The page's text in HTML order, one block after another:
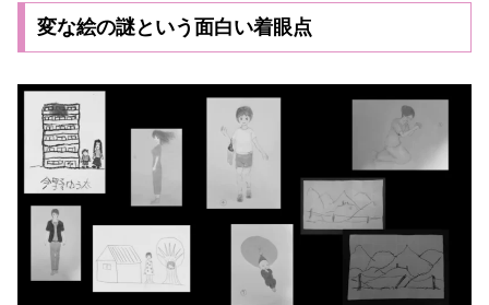
変な絵の謎という面白い着眼点